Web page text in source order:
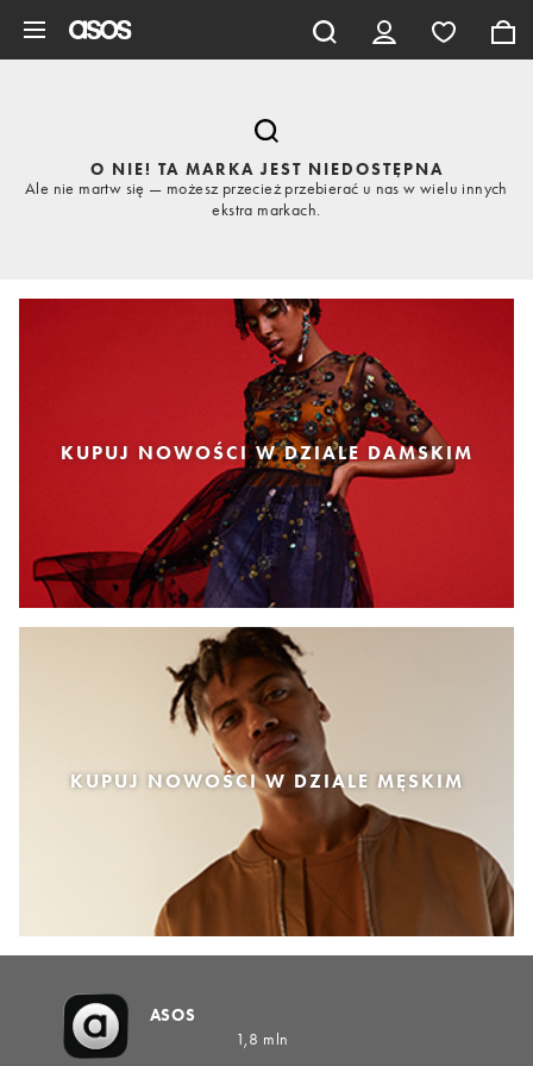
O NIE! TA MARKA JEST NIEDOSTĘPNA
Ale nie martw się — możesz przecież przebierać u nas w wielu innych
ekstra markach.
KUPUJ NOWOŚCI W DZIALE DAMSKIM
KUPUJ NOWOŚCI W DZIALE MĘSKIM
ASOS
1,8 mln